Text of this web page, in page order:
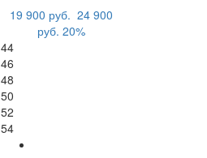
19 900 руб. 24 900
руб. 20%
44
46
48
50
52
54